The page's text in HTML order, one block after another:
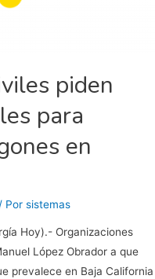
piden
para
en
/ Por sistemas
Hoy).- Organizaciones
López Obrador a que
prevalece en Baja California